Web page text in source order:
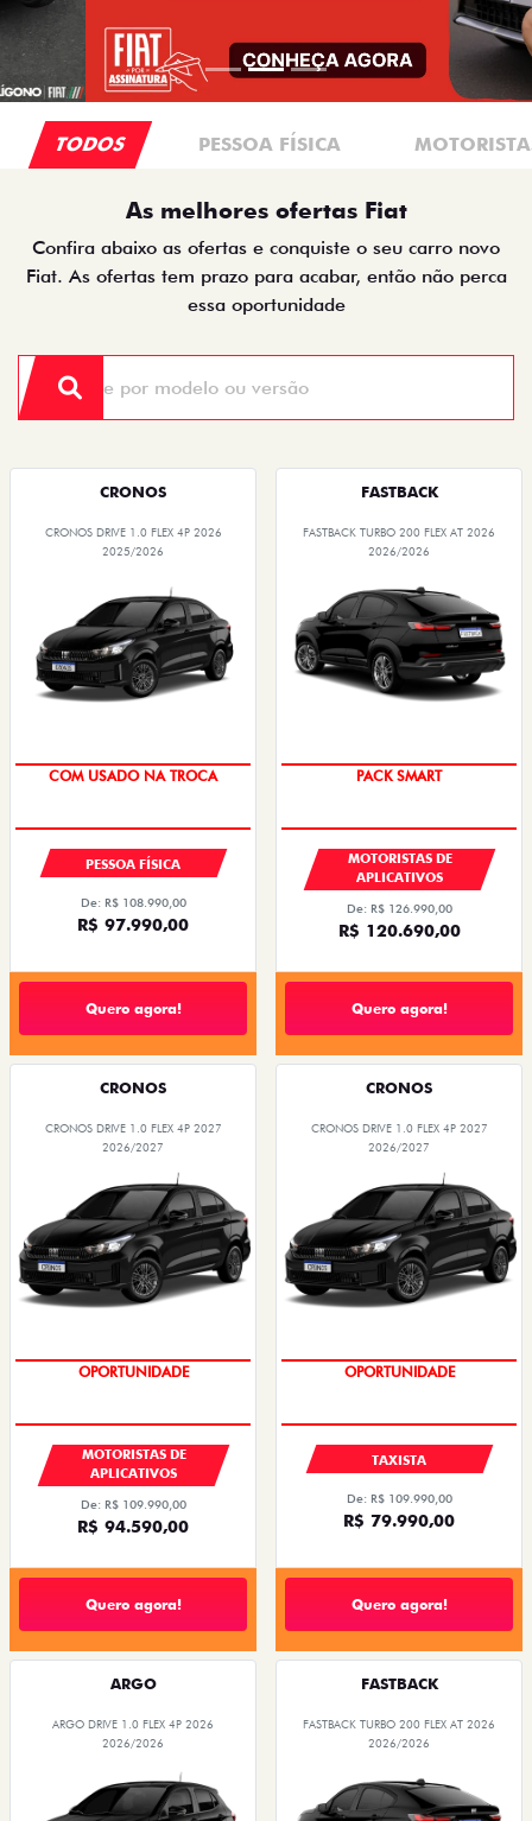
TODOS PESSOA FÍSICA
As melhores ofertas Fiat
Confira abaixo as ofertas e conquiste o seu carro novo
Fiat. As ofertas tem prazo para acabar, então não perca
essa oportunidade
CRONOS
CRONOS DRIVE 1.0 FLEX 4P 2026
2025/2026
PESSOA FÍSICA
De: R$ 108.990,00
R$ 97.990,00
Quero agora!
FASTBACK
FASTBACK TURBO 200 FLEX AT 2026
2026/2026
PACK SMART
MOTORISTAS DE
APLICATIVOS
De: R$ 126.990,00
R$ 120.690,00
Quero agora!
CRONOS
CRONOS DRIVE 1.0 FLEX 4P 2027
2026/2027
OPORTUNIDADE
MOTORISTAS DE
APLICATIVOS
De: R$ 109.990,00
R$ 94.590,00
Quero agora!
CRONOS
CRONOS DRIVE 1.0 FLEX 4P 2027
2026/2027
OPORTUNIDADE
TAXISTA
De: R$ 109.990,00
R$ 79.990,00
Quero agora!
ARGO
ARGO DRIVE 1.0 FLEX 4P 2026
2026/2026
FASTBACK
FASTBACK TURBO 200 FLEX AT 2026
2026/2026